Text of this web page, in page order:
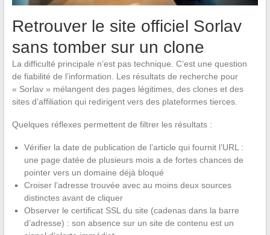
Retrouver le site officiel Sorlav
sans tomber sur un clone
La difficulté principale n’est pas technique. C’est une question
de fiabilité de l’information. Les résultats de recherche pour
« Sorlav » mélangent des pages légitimes, des clones et des
sites d’affiliation qui redirigent vers des plateformes tierces.
Quelques réflexes permettent de filtrer les résultats :
Vérifier la date de publication de l’article qui fournit l’URL :
une page datée de plusieurs mois a de fortes chances de
pointer vers un domaine déjà bloqué
Croiser l’adresse trouvée avec au moins deux sources
distinctes avant de cliquer
Observer le certificat SSL du site (cadenas dans la barre
d’adresse) : son absence sur un site de contenu est un